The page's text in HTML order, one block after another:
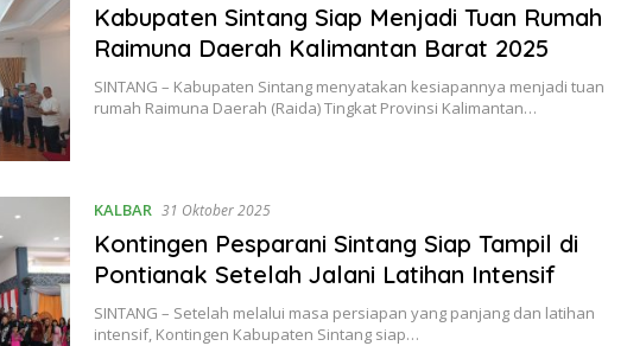
Kabupaten Sintang Siap Menjadi Tuan Rumah
Raimuna Daerah Kalimantan Barat 2025
SINTANG – Kabupaten Sintang menyatakan kesiapannya menjadi tuan
rumah Raimuna Daerah (Raida) Tingkat Provinsi Kalimantan…
KALBAR 31 Oktober 2025
Kontingen Pesparani Sintang Siap Tampil di
Pontianak Setelah Jalani Latihan Intensif
SINTANG – Setelah melalui masa persiapan yang panjang dan latihan
intensif, Kontingen Kabupaten Sintang siap…